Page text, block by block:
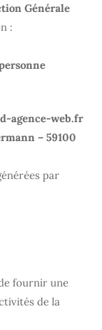
Générale
:
agence-web.fr
– 59100
par
fournir une
de la